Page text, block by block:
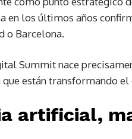
en los últimos años
o Barcelona.
Summit nace
están transformando
artificial,